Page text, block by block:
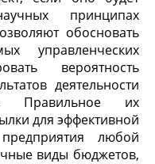
принципах
обосновать
управленческих
вероятность
деятельности
Правильное их
для эффективной
любой
виды бюджетов,